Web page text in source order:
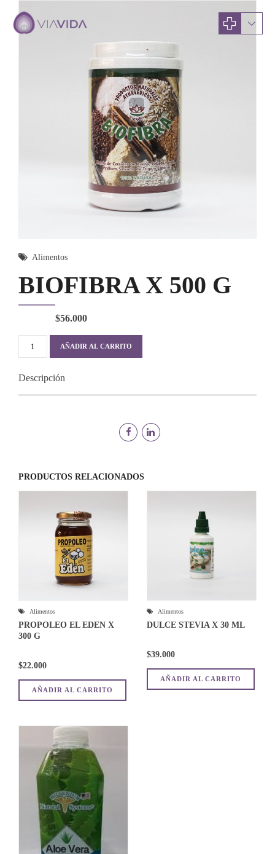
Alimentos
BIOFIBRA X 500 G
$56.000
G
cantidad
AÑADIR AL CARRITO
Descripción
PRODUCTOS RELACIONADOS
Alimentos
PROPOLEO EL EDEN X
300 G
$22.000
AÑADIR AL CARRITO
Alimentos
DULCE STEVIA X 30 ML
$39.000
AÑADIR AL CARRITO